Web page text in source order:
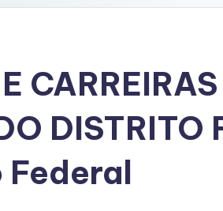
Federal